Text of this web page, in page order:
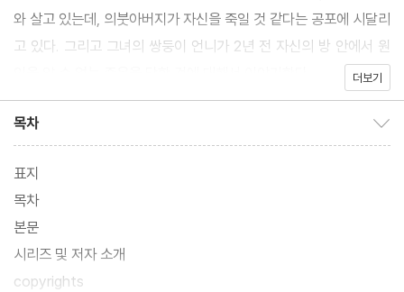
와 살고 있는데, 의붓아버지가 자신을 죽일 것 같다는 공포에 시달리
고 있다. 그리고 그녀의 쌍둥이 언니가 2년 전 자신의 방 안에서 원
더보기
목차
표지
목차
본문
시리즈 및 저자 소개
copyrights